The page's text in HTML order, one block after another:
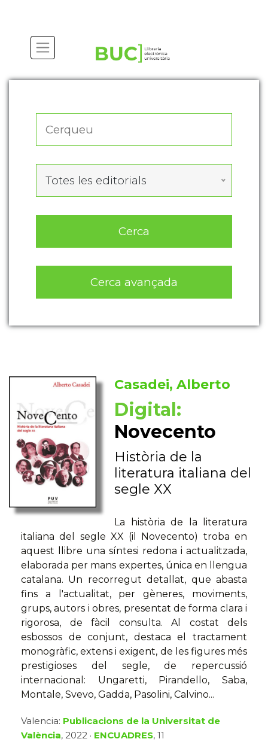
Totes les editorials
Cerca
Cerca avançada
Casadei, Alberto
Digital:
Novecento
Història de la
literatura italiana del
segle XX
La història de la literatura
italiana del segle XX (il Novecento) troba en
aquest llibre una síntesi redona i actualitzada,
elaborada per mans expertes, única en llengua
catalana. Un recorregut detallat, que abasta
fins a l'actualitat, per gèneres, moviments,
grups, autors i obres, presentat de forma clara i
rigorosa, de fàcil consulta. Al costat dels
esbossos de conjunt, destaca el tractament
monogràfic, extens i exigent, de les figures més
prestigioses del segle, de repercussió
internacional: Ungaretti, Pirandello, Saba,
Montale, Svevo, Gadda, Pasolini, Calvino...
Valencia: Publicacions de la Universitat de
València, 2022 · ENCUADRES, 11